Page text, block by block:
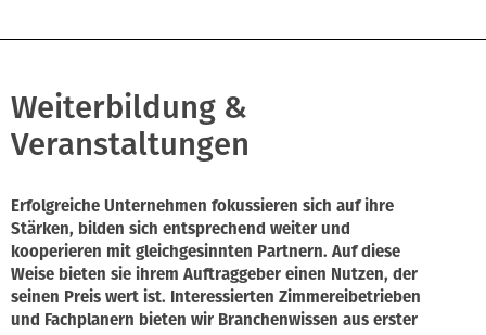
Weiterbildung &
Veranstaltungen
Erfolgreiche Unternehmen fokussieren sich auf ihre
Stärken, bilden sich entsprechend weiter und
kooperieren mit gleichgesinnten Partnern. Auf diese
Weise bieten sie ihrem Auftraggeber einen Nutzen, der
seinen Preis wert ist. Interessierten Zimmereibetrieben
und Fachplanern bieten wir Branchenwissen aus erster